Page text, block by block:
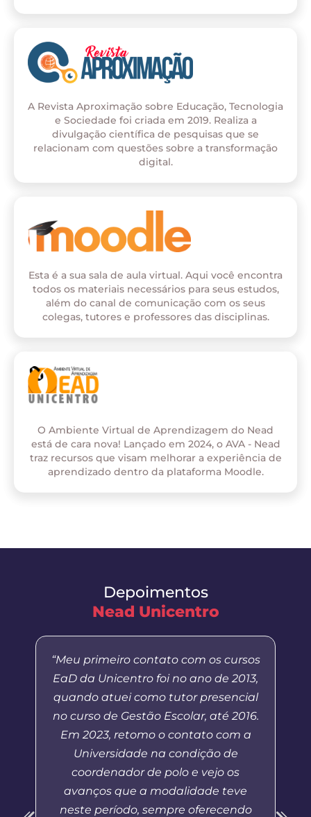
A Revista Aproximação sobre Educação, Tecnologia
e Sociedade foi criada em 2019. Realiza a
divulgação científica de pesquisas que se
relacionam com questões sobre a transformação
digital.
Esta é a sua sala de aula virtual. Aqui você encontra
todos os materiais necessários para seus estudos,
além do canal de comunicação com os seus
colegas, tutores e professores das disciplinas.
O Ambiente Virtual de Aprendizagem do Nead
está de cara nova! Lançado em 2024, o AVA - Nead
traz recursos que visam melhorar a experiência de
aprendizado dentro da plataforma Moodle.
Depoimentos
Nead Unicentro
“Meu primeiro contato com os cursos
EaD da Unicentro foi no ano de 2013,
quando atuei como tutor presencial
no curso de Gestão Escolar, até 2016.
Em 2023, retomo o contato com a
Universidade na condição de
coordenador de polo e vejo os
avanços que a modalidade teve
neste período, sempre oferecendo